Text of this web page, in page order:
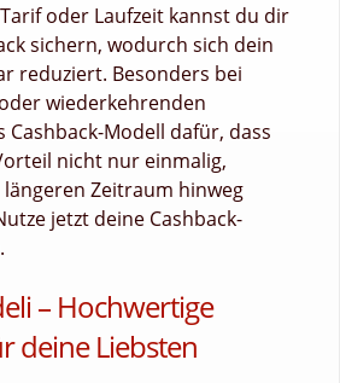
oder Laufzeit kannst du dir
sichern, wodurch sich dein
reduziert. Besonders bei
wiederkehrenden
Modell dafür, dass
nicht nur einmalig,
Zeitraum hinweg
jetzt deine Cashback-
– Hochwertige
deine Liebsten